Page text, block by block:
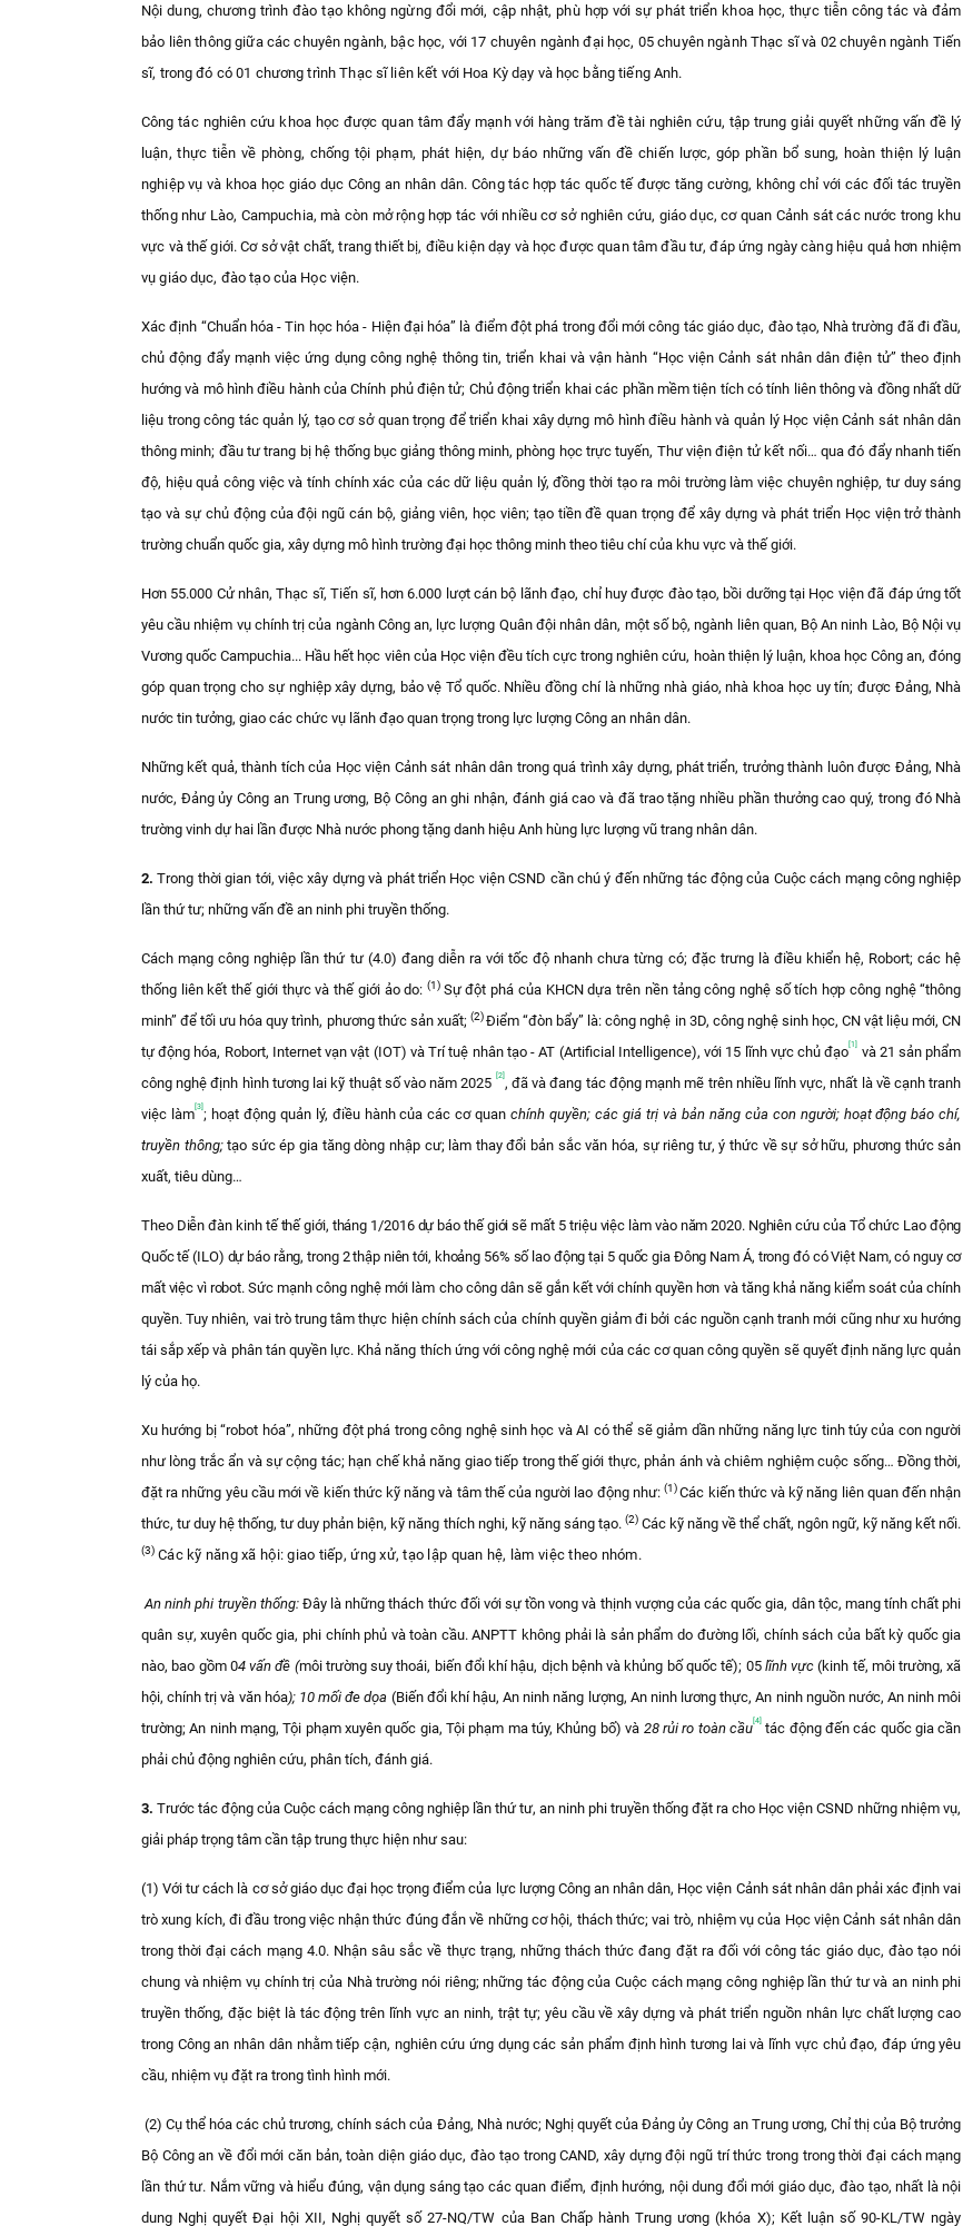
Nội dung, chương trình đào tạo không ngừng đổi mới, cập nhật, phù hợp với sự phát triển khoa học, thực tiễn công tác và đảm
bảo liên thông giữa các chuyên ngành, bậc học, với 17 chuyên ngành đại học, 05 chuyên ngành Thạc sĩ và 02 chuyên ngành Tiến
sĩ, trong đó có 01 chương trình Thạc sĩ liên kết với Hoa Kỳ dạy và học bằng tiếng Anh.
Công tác nghiên cứu khoa học được quan tâm đẩy mạnhvới hàng trăm đề tài nghiên cứu, tập trung giải quyết những vấn đề lý
luận, thực tiễn về phòng, chống tội phạm, phát hiện, dự báo những vấn đề chiến lược, góp phần bổ sung, hoàn thiện lý luận
nghiệp vụ và khoa học giáo dụcCông an nhân dân. Công tác hợp tác quốc tế được tăng cường, không chỉ với các đối tác truyền
thống như Lào, Campuchia, mà còn mở rộng hợp tác với nhiều cơ sở nghiên cứu, giáo dục, cơ quan Cảnh sát các nước trong khu
vực và thế giới. Cơ sở vật chất, trang thiết bị, điều kiện dạy và học được quan tâm đầu tư, đáp ứng ngày càng hiệu quả hơn nhiệm
vụ giáo dục, đào tạo của Học viện.
Xác định “Chuẩn hóa - Tin học hóa - Hiện đại hóa” là điểm đột phá trong đổi mới công tác giáo dục, đào tạo, Nhà trường đã đi đầu,
chủ động đẩy mạnh việc ứng dụng công nghệ thông tin, triển khai và vận hành “Học viện Cảnh sát nhân dân điện tử” theo định
hướng và mô hình điều hành của Chính phủ điện tử; Chủ động triển khai các phần mềm tiện tích có tính liên thông và đồng nhất dữ
liệu trong công tác quản lý, tạo cơ sở quan trọng để triển khai xây dựng mô hình điều hành và quản lý Học viện Cảnh sát nhân dân
thông minh; đầu tư trang bị hệ thống bục giảng thông minh, phòng học trực tuyến, Thư viện điện tử kết nối… qua đó đẩy nhanh tiến
độ, hiệu quả công việc và tính chính xác của các dữ liệu quản lý, đồng thời tạo ra môi trường làm việc chuyên nghiệp, tư duy sáng
tạo và sự chủ động của đội ngũ cán bộ, giảng viên, học viên; tạo tiền đề quan trọng để xây dựng và phát triển Học viện trở thành
trường chuẩn quốc gia, xây dựng mô hình trường đại học thông minh theo tiêu chí của khu vực và thế giới.
Hơn 55.000 Cử nhân, Thạc sĩ, Tiến sĩ, hơn 6.000 lượt cán bộ lãnh đạo, chỉ huy được đào tạo, bồi dưỡng tại Học viện đã đáp ứng tốt
yêu cầu nhiệm vụ chính trị của ngành Công an, lực lượng Quân đội nhân dân, một số bộ, ngành liên quan, Bộ An ninh Lào, Bộ Nội vụ
Vương quốc Campuchia... Hầu hết học viên của Học viện đều tích cực trong nghiên cứu, hoàn thiện lý luận, khoa học Công an, đóng
góp quan trọng cho sự nghiệp xây dựng, bảo vệ Tổ quốc. Nhiều đồng chí là những nhà giáo, nhà khoa học uy tín; được Đảng, Nhà
nước tin tưởng, giao các chức vụ lãnh đạo quan trọng trong lực lượng Công an nhân dân.
Những kết quả, thành tích của Học viện Cảnh sát nhân dân trong quá trình xây dựng, phát triển, trưởng thành luôn được Đảng, Nhà
nước, Đảng ủy Công an Trung ương, Bộ Công an ghi nhận, đánh giá cao và đã trao tặng nhiều phần thưởng cao quý, trong đó Nhà
trường vinh dự hai lần được Nhà nước phong tặng danh hiệu Anh hùng lực lượng vũ trang nhân dân.
2. Trong thời gian tới, việc xây dựng và phát triển Học viện CSND cần chú ý đến những tác động của Cuộc cách mạng công nghiệp
lần thứ tư; những vấn đề an ninh phi truyền thống.
Cách mạng công nghiệp lần thứ tư (4.0) đang diễn ra với tốc độ nhanh chưa từng có; đặc trưng là điều khiển hệ, Robort; các hệ
thống liên kết thế giới thực và thế giới ảo do: (1) Sự đột phá của KHCN dựa trên nền tảng công nghệ số tích hợp công nghệ “thông
minh” để tối ưu hóa quy trình, phương thức sản xuất; (2)Điểm “đòn bẩy” là: công nghệ in 3D, công nghệ sinh học, CN vật liệu mới, CN
tự động hóa, Robort, Internet vạn vật (IOT) và Trí tuệ nhân tạo - AT (Artificial Intelligence), với 15 lĩnh vực chủ đạo[1] và 21 sản phẩm
công nghệ định hình tương lai kỹ thuật số vào năm 2025 [2], đã và đang tác động mạnh mẽ trên nhiều lĩnh vực, nhất là về cạnh tranh
việc làm[3]; hoạt động quản lý, điều hành của các cơ quanchính quyền; các giá trị và bản năng của con người; hoạt động báo chí,
truyền thông;tạo sức ép gia tăng dòng nhập cư; làm thay đổi bản sắc văn hóa, sự riêng tư, ý thức về sự sở hữu, phương thức sản
xuất, tiêu dùng…
Theo Diễn đàn kinh tế thế giới, tháng 1/2016 dự báo thế giới sẽ mất 5 triệu việc làm vào năm 2020. Nghiên cứu của Tổ chức Lao động
Quốc tế (ILO) dự báo rằng, trong 2 thập niên tới, khoảng 56% số lao động tại 5 quốc gia Đông Nam Á, trong đó có Việt Nam, có nguy cơ
mất việc vì robot. Sức mạnh công nghệ mới làm cho công dân sẽ gắn kết với chính quyền hơn và tăng khả năng kiểm soát của chính
quyền. Tuy nhiên, vai trò trung tâm thực hiện chính sách của chính quyền giảm đi bởi các nguồn cạnh tranh mới cũng như xu hướng
tái sắp xếp và phân tán quyền lực. Khả năng thích ứng với công nghệ mới của các cơ quan công quyền sẽ quyết định năng lực quản
lý của họ.
Xu hướng bị “robot hóa”, những đột phá trong công nghệ sinh học và AI có thể sẽ giảm dần những năng lực tinh túy của con người
như lòng trắc ẩn và sự cộng tác; hạn chế khả năng giao tiếp trong thế giới thực, phản ánh và chiêm nghiệm cuộc sống… Đồng thời,
đặt ra những yêu cầu mới về kiến thức kỹ năng và tâm thế của người lao động như:(1) Các kiến thức và kỹ năng liên quan đến nhận
thức, tư duy hệ thống, tư duy phản biện, kỹ năng thích nghi, kỹ năng sáng tạo. (2)Các kỹ năng về thể chất, ngôn ngữ, kỹ năng kết nối.
(3) Các kỹ năng xã hội: giao tiếp, ứng xử, tạo lập quan hệ, làm việc theo nhóm.
An ninh phi truyền thống:Đây là những thách thức đối với sự tồn vong và thịnh vượng của các quốc gia, dân tộc, mang tính chất phi
quân sự, xuyên quốc gia, phi chính phủ và toàn cầu. ANPTT không phải là sản phẩm do đường lối, chính sách của bất kỳ quốc gia
nào, bao gồm 04 vấn đề (môi trường suy thoái, biến đổi khí hậu, dịch bệnh và khủng bố quốc tế); 05 lĩnh vực(kinh tế, môi trường, xã
hội, chính trị và văn hóa); 10 mối đe dọa (Biến đổi khí hậu, An ninh năng lượng, An ninh lương thực, An ninh nguồn nước, An ninh môi
trường; An ninh mạng, Tội phạm xuyên quốc gia, Tội phạm ma túy, Khủng bố) và 28 rủi ro toàn cầu[4]tác động đến các quốc gia cần
phải chủ động nghiên cứu, phân tích, đánh giá.
3. Trước tác động của Cuộc cách mạng công nghiệp lần thứ tư, an ninh phi truyền thống đặt ra cho Học viện CSND những nhiệm vụ,
giải pháp trọng tâm cần tập trung thực hiện như sau:
(1) Với tư cách là cơ sở giáo dục đại học trọng điểm của lực lượng Công an nhân dân, Học viện Cảnh sát nhân dân phải xác định vai
trò xung kích, đi đầu trong việc nhận thức đúng đắn về những cơ hội, thách thức; vai trò, nhiệm vụ của Học viện Cảnh sát nhân dân
trong thời đại cách mạng 4.0. Nhận sâu sắc về thực trạng, những thách thức đang đặt ra đối với công tác giáo dục, đào tạo nói
chung và nhiệm vụ chính trị của Nhà trường nói riêng; những tác động của Cuộc cách mạng công nghiệp lần thứ tư và an ninh phi
truyền thống, đặc biệt là tác động trên lĩnh vực an ninh, trật tự; yêu cầu về xây dựng và phát triển nguồn nhân lực chất lượng cao
trong Công an nhân dân nhằm tiếp cận, nghiên cứu ứng dụng các sản phẩm định hình tương lai và lĩnh vực chủ đạo, đáp ứng yêu
cầu, nhiệm vụ đặt ra trong tình hình mới.
(2) Cụ thể hóa các chủ trương, chính sách của Đảng, Nhà nước; Nghị quyết của Đảng ủy Công an Trung ương, Chỉ thị của Bộ trưởng
Bộ Công an về đổi mới căn bản, toàn diện giáo dục, đào tạo trong CAND, xây dựng đội ngũ trí thức trong trong thời đại cách mạng
lần thứ tư. Nắm vững và hiểu đúng, vận dụng sáng tạo các quan điểm, định hướng, nội dung đổi mới giáo dục, đào tạo, nhất là nội
dung Nghị quyết Đại hội XII, Nghị quyết số 27-NQ/TW của Ban Chấp hành Trung ương (khóa X); Kết luận số 90-KL/TW ngày